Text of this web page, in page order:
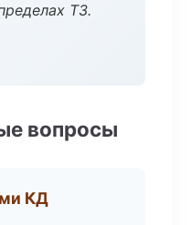
ТЗ.
вопросы
КД